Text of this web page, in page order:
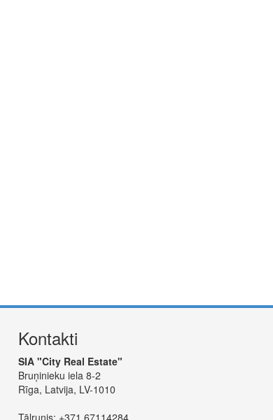
Kontakti
SIA "City Real Estate"
Bruņinieku iela 8-2
Rīga, Latvija, LV-1010
Tālrunis: +371 67114284